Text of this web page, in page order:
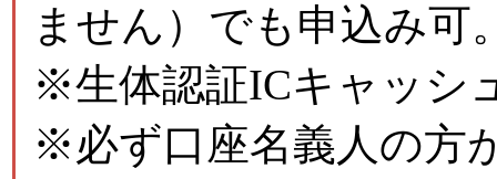
ません）でも申込み可
※生体認証ICキャッシ
※必ず口座名義人の方